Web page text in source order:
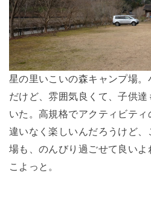
星の里いこいの森キャンプ場。
だけど、雰囲気良くて、子供
いた。高規格でアクティビテ
違いなく楽しいんだろうけど
場も、のんびり過ごせて良い
こよっと。